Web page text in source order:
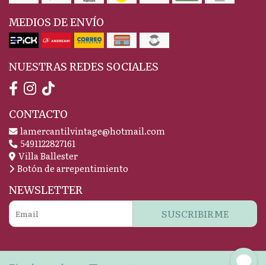
MEDIOS DE ENVÍO
NUESTRAS REDES SOCIALES
CONTACTO
lamercantilvintage@hotmail.com
5491122827161
Villa Ballester
Botón de arrepentimiento
NEWSLETTER
SUSCRIBIRME